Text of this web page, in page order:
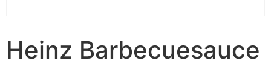
Heinz Barbecuesauce